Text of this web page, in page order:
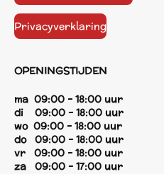
Privacyverklaring
OPENINGSTIJDEN
ma 09:00 - 18:00 uur
di 09:00 - 18:00 uur
wo 09:00 - 18:00 uur
do 09:00 - 18:00 uur
vr 09:00 - 18:00 uur
za 09:00 - 17:00 uur